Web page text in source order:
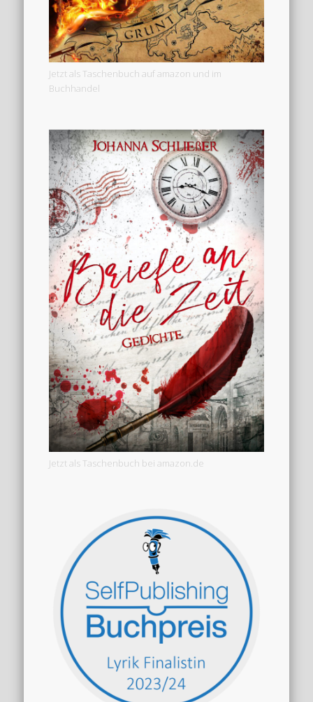
Jetzt als Taschenbuch auf amazon und im
Buchhandel
Jetzt als Taschenbuch bei amazon.de